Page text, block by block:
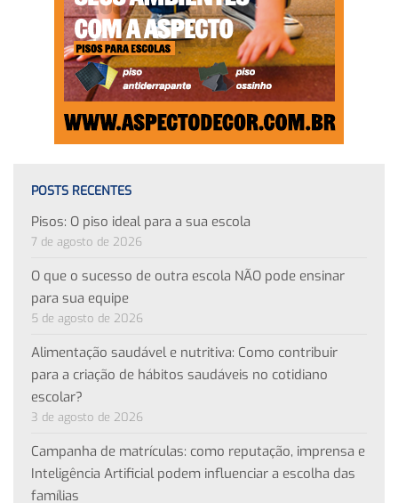
POSTS RECENTES
Pisos: O piso ideal para a sua escola
7 de agosto de 2026
O que o sucesso de outra escola NÃO pode ensinar
para sua equipe
5 de agosto de 2026
Alimentação saudável e nutritiva: Como contribuir
para a criação de hábitos saudáveis no cotidiano
escolar?
3 de agosto de 2026
Campanha de matrículas: como reputação, imprensa e
Inteligência Artificial podem influenciar a escolha das
famílias